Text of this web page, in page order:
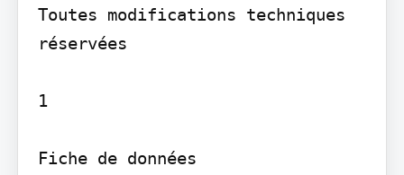
Toutes modifications techniques
réservées
1
Fiche de données